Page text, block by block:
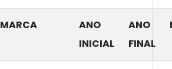
MARCA
ANO
INICIAL
ANO
FINAL